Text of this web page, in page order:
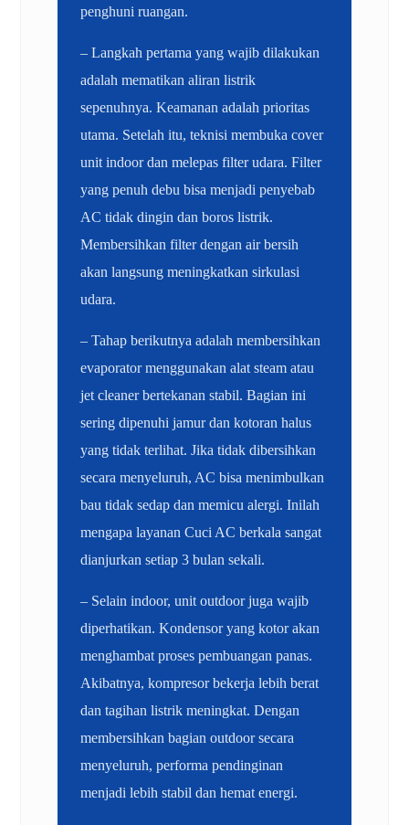
penghuni ruangan.
– Langkah pertama yang wajib dilakukan
adalah mematikan aliran listrik
sepenuhnya. Keamanan adalah prioritas
utama. Setelah itu, teknisi membuka cover
unit indoor dan melepas filter udara. Filter
yang penuh debu bisa menjadi penyebab
AC tidak dingin dan boros listrik.
Membersihkan filter dengan air bersih
akan langsung meningkatkan sirkulasi
udara.
– Tahap berikutnya adalah membersihkan
evaporator menggunakan alat steam atau
jet cleaner bertekanan stabil. Bagian ini
sering dipenuhi jamur dan kotoran halus
yang tidak terlihat. Jika tidak dibersihkan
secara menyeluruh, AC bisa menimbulkan
bau tidak sedap dan memicu alergi. Inilah
mengapa layanan Cuci AC berkala sangat
dianjurkan setiap 3 bulan sekali.
– Selain indoor, unit outdoor juga wajib
diperhatikan. Kondensor yang kotor akan
menghambat proses pembuangan panas.
Akibatnya, kompresor bekerja lebih berat
dan tagihan listrik meningkat. Dengan
membersihkan bagian outdoor secara
menyeluruh, performa pendinginan
menjadi lebih stabil dan hemat energi.